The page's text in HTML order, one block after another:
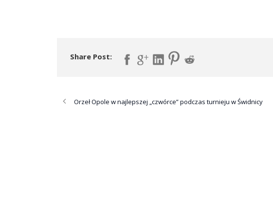
Share Post:
Orzeł Opole w najlepszej „czwórce” podczas turnieju w Świdnicy